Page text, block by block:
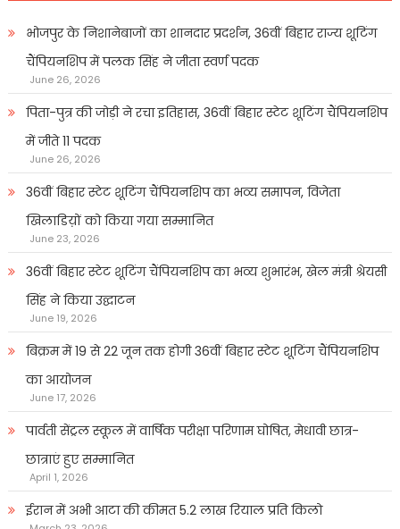
भोजपुर के निशानेबाजों का शानदार प्रदर्शन, 36वीं बिहार राज्य शूटिंग
चैंपियनशिप में पलक सिंह ने जीता स्वर्ण पदक
June 26, 2026
पिता-पुत्र की जोड़ी ने रचा इतिहास, 36वीं बिहार स्टेट शूटिंग चैंपियनशिप
में जीते 11 पदक
June 26, 2026
36वीं बिहार स्टेट शूटिंग चैंपियनशिप का भव्य समापन, विजेता
खिलाडिय़ों को किया गया सम्मानित
June 23, 2026
36वीं बिहार स्टेट शूटिंग चैंपियनशिप का भव्य शुभारंभ, खेल मंत्री श्रेयसी
सिंह ने किया उद्घाटन
June 19, 2026
बिक्रम में 19 से 22 जून तक होगी 36वीं बिहार स्टेट शूटिंग चैंपियनशिप
का आयोजन
June 17, 2026
पार्वती सेंट्रल स्कूल में वार्षिक परीक्षा परिणाम घोषित, मेधावी छात्र-
छात्राएं हुए सम्मानित
April 1, 2026
ईरान में अभी आटा की कीमत 5.2 लाख रियाल प्रति किलो